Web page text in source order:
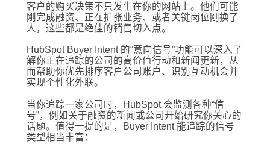
客户的购买决策不只发生在你的网站上。他们可能
刚完成融资、正在扩张业务、或者关键岗位刚换了
人，这些都是绝佳的销售切入点。
HubSpot Buyer Intent 的“意向信号”功能可以深入了
解你正在追踪的公司的高价值行动和新闻更新，从
而帮助你优先排序客户公司账户、识别互动机会并
实现个性化外联。
当你追踪一家公司时，HubSpot 会监测各种“信
号”，例如关于融资的新闻或公司开始研究你关心的
话题。值得一提的是，Buyer Intent 能追踪的信号
类型相当丰富：